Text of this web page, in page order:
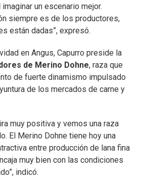
un escenario mejor.
siempre es de los productores,
están dadas”, expresó.
en Angus, Capurro preside la
de Merino Dohne, raza que
de fuerte dinamismo impulsado
de los mercados de carne y
muy positiva y vemos una raza
El Merino Dohne tiene hoy una
entre producción de lana fina
muy bien con las condiciones
indicó.